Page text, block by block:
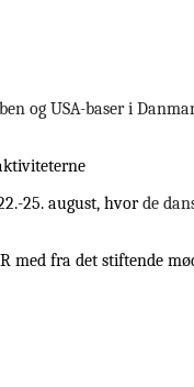
og USA-baser i
25. august, hvorde
med fra det stiftende